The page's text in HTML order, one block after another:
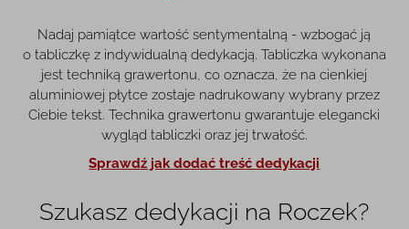
Nadaj pamiątce wartość sentymentalną - wzbogać ją
o tabliczkę z indywidualną dedykacją. Tabliczka wykonana
jest techniką grawertonu, co oznacza, że na cienkiej
aluminiowej płytce zostaje nadrukowany wybrany przez
Ciebie tekst. Technika grawertonu gwarantuje elegancki
wygląd tabliczki oraz jej trwałość.
Sprawdź jak dodać treść dedykacji
Szukasz dedykacji na Roczek?